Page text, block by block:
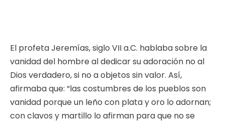
El profeta Jeremías, siglo VII a.C. hablaba sobre la
vanidad del hombre al dedicar su adoración no al
Dios verdadero, si no a objetos sin valor. Así,
afirmaba que: “las costumbres de los pueblos son
vanidad porque un leño con plata y oro lo adornan;
con clavos y martillo lo afirman para que no se